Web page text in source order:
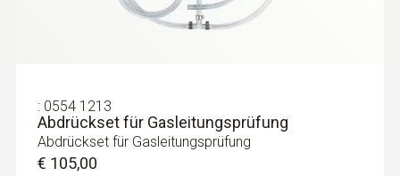
: 0554 1213
Abdrückset für Gasleitungsprüfung
Abdrückset für Gasleitungsprüfung
€ 105,00